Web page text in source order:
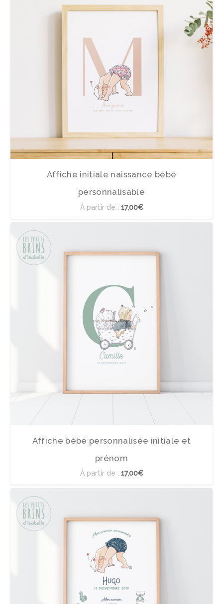
Affiche initiale naissance bébé
personnalisable
À partir de : 17,00€
Affiche bébé personnalisée initiale et
prénom
À partir de : 17,00€